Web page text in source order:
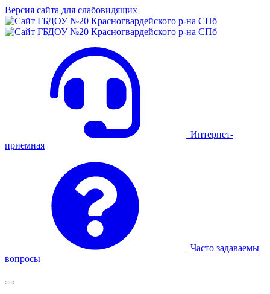
Версия сайта для слабовидящих
Интернет-
приемная
Часто задаваемы
вопросы